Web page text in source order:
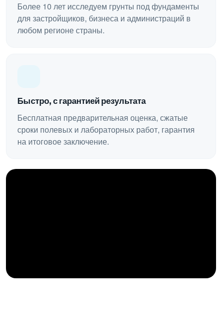
Более 10 лет исследуем грунты под фундаменты
для застройщиков, бизнеса и администраций в
любом регионе страны.
Быстро, с гарантией результата
Бесплатная предварительная оценка, сжатые
сроки полевых и лабораторных работ, гарантия
на итоговое заключение.